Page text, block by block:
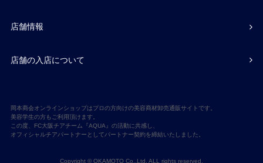
店舗情報
店舗の入店について
岡本商会オンラインショップはプロの方向けの美容商材卸売通販サイトです。
美容学生の方もご利用頂けます。
この度、FC大阪チアチーム『AQUA』の活動に共感し、
オフィシャルチアパートナーとしてパートナー契約を締結いたしました。
Copyright © OKAMOTO Co,.Ltd. ALL rights reserved.